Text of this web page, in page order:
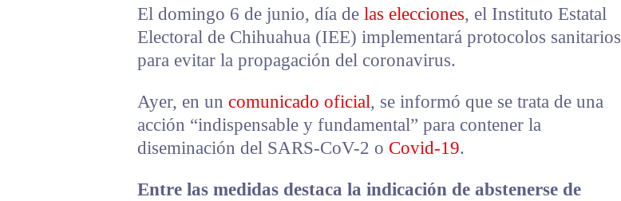
El domingo 6 de junio, día de las elecciones, el Instituto Estatal
Electoral de Chihuahua (IEE) implementará protocolos sanitarios
para evitar la propagación del coronavirus.
Ayer, en un comunicado oficial, se informó que se trata de una
acción “indispensable y fundamental” para contener la
diseminación del SARS-CoV-2 o Covid-19.
Entre las medidas destaca la indicación de abstenerse de